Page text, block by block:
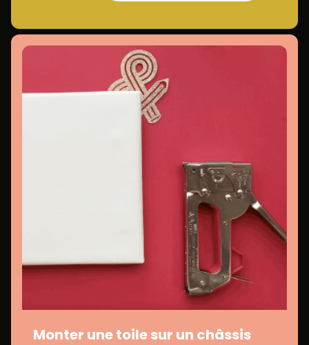
Monter une toile sur un châssis